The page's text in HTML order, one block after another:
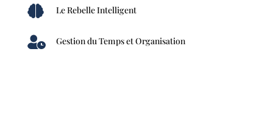
 Le Rebelle Intelligent
 Gestion du Temps et Organisation